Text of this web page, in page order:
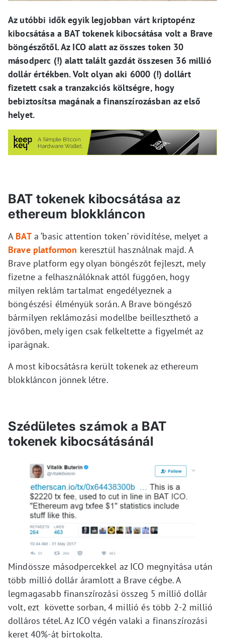
Az utóbbi idők egyik legjobban várt kriptopénz
kibocsátása a BAT tokenek kibocsátása volt a Brave
böngészőtől. Az ICO alatt az összes token 30
másodperc (!) alatt talált gazdát összesen 36 millió
dollár értékben. Volt olyan aki 6000 (!) dollárt
fizetett csak a tranzakciós költségre, hogy
bebiztosítsa magának a finanszírozásban az első
helyet.
BAT tokenek kibocsátása az
ethereum blokkláncon
A BATa ‘basic attention token’ rövidítése, melyet a
Brave platformon keresztül használnak majd. A
Brave platform egy olyan böngészőt fejleszt, mely
fizetne a felhasználóknak attól függően, hogy
milyen reklám tartalmat engedélyeznek a
böngészési élményük során. A Brave böngésző
bármilyen reklámozási modellbe beilleszthető a
jövőben, mely igen csak felkeltette a figyelmét az
iparágnak.
A most kibocsátásra került tokenek az ethereum
blokkláncon jönnek létre.
Szédületes számok a BAT
tokenek kibocsátásánál
Mindössze másodpercekkel az ICO megnyitása után
több millió dollár áramlott a Brave cégbe. A
legmagasabb finanszírozási összeg 5 millió dollár
volt, ezt követte sorban, 4 millió és több 2-2 millió
dolláros tétel. Az ICO végén valaki a finanszírozási
keret 40%-át birtokolta.